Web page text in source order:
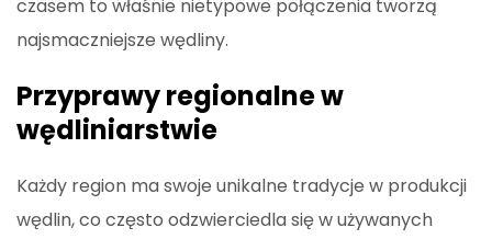
czasem to właśnie nietypowe połączenia tworzą
najsmaczniejsze wędliny.
Przyprawy regionalne w
wędliniarstwie
Każdy region ma swoje unikalne tradycje w produkcji
wędlin, co często odzwierciedla się w używanych